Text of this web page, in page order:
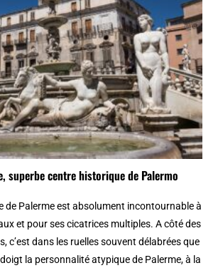
superbe centre historique de Palermo
de Palerme est absolument incontournable à
et pour ses cicatrices multiples. A côté des
c’est dans les ruelles souvent délabrées que
la personnalité atypique de Palerme, à la